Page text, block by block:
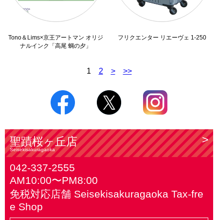
Tono＆Lims×京王アートマン オリジ
ナルインク「高尾 蜩の夕」
フリクエンター リエーヴェ 1-250
1 2 > >>
聖蹟桜ヶ丘店
Seisekisakuragaoka
042-337-2555
AM10:00〜PM8:00
免税対応店舗 Seisekisakuragaoka Tax-fre
e Shop